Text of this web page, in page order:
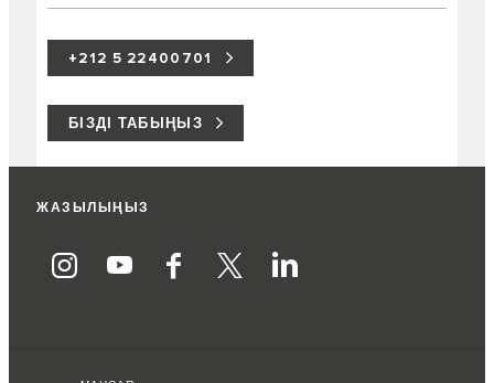
+212 5 22400701
БІЗДІ ТАБЫҢЫЗ
ЖАЗЫЛЫҢЫЗ